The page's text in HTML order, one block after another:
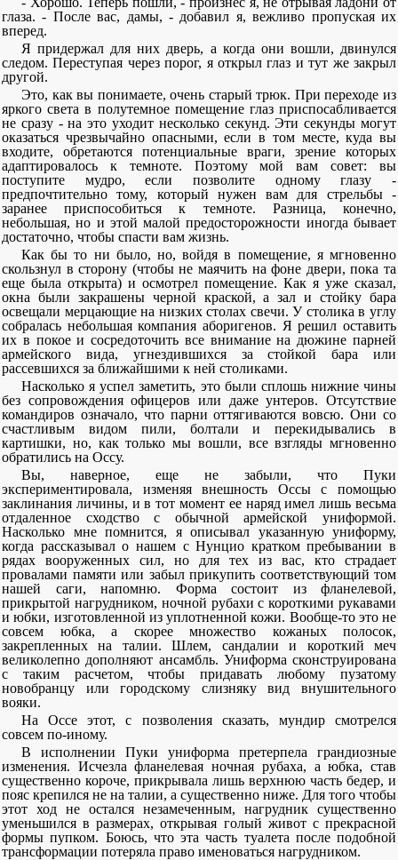
глаза. - После вас, дамы, - добавил я, вежливо пропуская их
вперед.
Я придержал для них дверь, а когда они вошли, двинулся
следом. Переступая через порог, я открыл глаз и тут же закрыл
другой.
Это, как вы понимаете, очень старый трюк. При переходе из
яркого света в полутемное помещение глаз приспосабливается
не сразу - на это уходит несколько секунд. Эти секунды могут
оказаться чрезвычайно опасными, если в том месте, куда вы
входите, обретаются потенциальные враги, зрение которых
адаптировалось к темноте. Поэтому мой вам совет: вы
поступите мудро, если позволите одному глазу -
предпочтительно тому, который нужен вам для стрельбы -
заранее приспособиться к темноте. Разница, конечно,
небольшая, но и этой малой предосторожности иногда бывает
достаточно, чтобы спасти вам жизнь.
Как бы то ни было, но, войдя в помещение, я мгновенно
скользнул в сторону (чтобы не маячить на фоне двери, пока та
еще была открыта) и осмотрел помещение. Как я уже сказал,
окна были закрашены черной краской, а зал и стойку бара
освещали мерцающие на низких столах свечи. У столика в углу
собралась небольшая компания аборигенов. Я решил оставить
их в покое и сосредоточить все внимание на дюжине парней
армейского вида, угнездившихся за стойкой бара или
рассевшихся за ближайшими к ней столиками.
Насколько я успел заметить, это были сплошь нижние чины
без сопровождения офицеров или даже унтеров. Отсутствие
командиров означало, что парни оттягиваются вовсю. Они со
счастливым видом пили, болтали и перекидывались в
картишки, но, как только мы вошли, все взгляды мгновенно
обратились на Оссу.
Вы, наверное, еще не забыли, что Пуки
экспериментировала, изменяя внешность Оссы с помощью
заклинания личины, и в тот момент ее наряд имел лишь весьма
отдаленное сходство с обычной армейской униформой.
Насколько мне помнится, я описывал указанную униформу,
когда рассказывал о нашем с Нунцио кратком пребывании в
рядах вооруженных сил, но для тех из вас, кто страдает
провалами памяти или забыл прикупить соответствующий том
нашей саги, напомню. Форма состоит из фланелевой,
прикрытой нагрудником, ночной рубахи с короткими рукавами
и юбки, изготовленной из уплотненной кожи. Вообще-то это не
совсем юбка, а скорее множество кожаных полосок,
закрепленных на талии. Шлем, сандалии и короткий меч
великолепно дополняют ансамбль. Униформа сконструирована
с таким расчетом, чтобы придавать любому пузатому
новобранцу или городскому слизняку вид внушительного
вояки.
На Оссе этот, с позволения сказать, мундир смотрелся
совсем по-иному.
В исполнении Пуки униформа претерпела грандиозные
изменения. Исчезла фланелевая ночная рубаха, а юбка, став
существенно короче, прикрывала лишь верхнюю часть бедер, и
пояс крепился не на талии, а существенно ниже. Для того чтобы
этот ход не остался незамеченным, нагрудник существенно
уменьшился в размерах, открывая голый живот с прекрасной
формы пупком. Боюсь, что эта часть туалета после подобной
трансформации потеряла право именоваться нагрудником.